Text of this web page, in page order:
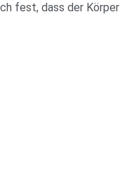
fest, dass der Körper